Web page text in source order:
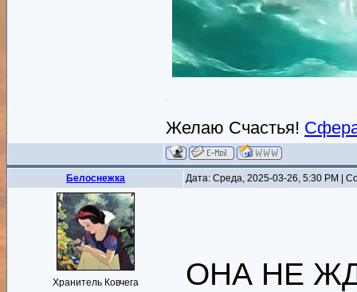
Желаю Счастья!
Белоснежка Дата: Среда, 2025-03-26, 5:30 PM |
Хранитель Ковчега ОНА НЕ